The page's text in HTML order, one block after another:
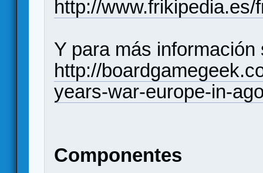
http://
Y para más información
http://
years-war-europe-in-
Componentes